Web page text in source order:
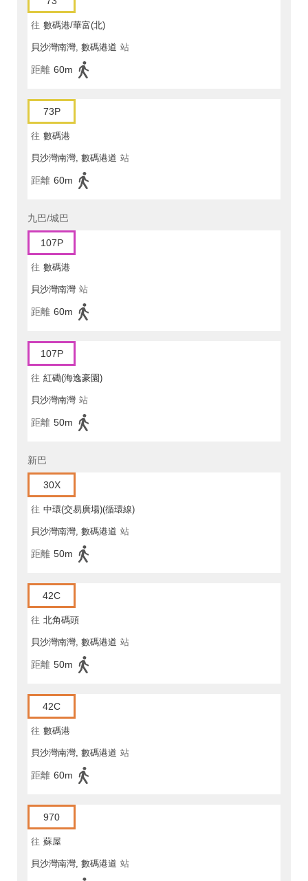
往 數碼港/華富(北)
貝沙灣南灣, 數碼港道 站
距離 60m
73P
往 數碼港
貝沙灣南灣, 數碼港道 站
距離 60m
九巴/城巴
107P
往 數碼港
貝沙灣南灣 站
距離 60m
107P
往 紅磡(海逸豪園)
貝沙灣南灣 站
距離 50m
新巴
30X
往 中環(交易廣場)(循環線)
貝沙灣南灣, 數碼港道 站
距離 50m
42C
往 北角碼頭
貝沙灣南灣, 數碼港道 站
距離 50m
42C
往 數碼港
貝沙灣南灣, 數碼港道 站
距離 60m
970
往 蘇屋
貝沙灣南灣, 數碼港道 站